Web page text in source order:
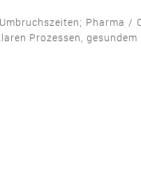
Pharma /
Prozessen,